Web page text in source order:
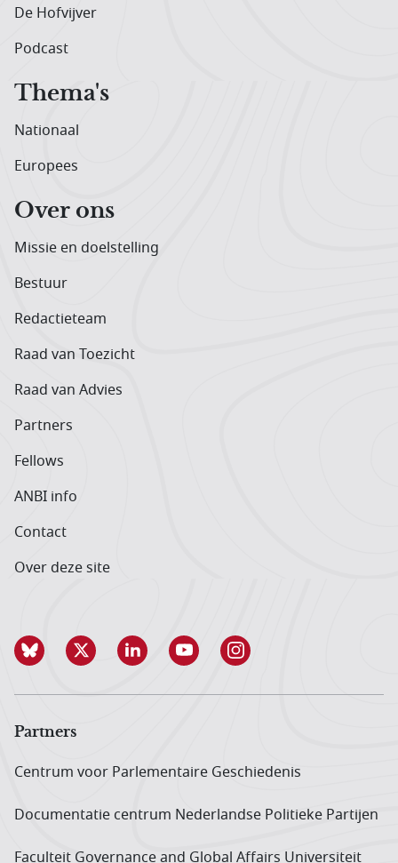
De Hofvijver
Podcast
Thema's
Nationaal
Europees
Over ons
Missie en doelstelling
Bestuur
Redactieteam
Raad van Toezicht
Raad van Advies
Partners
Fellows
ANBI info
Contact
Over deze site
Partners
Centrum voor Parlementaire Geschiedenis
Documentatie centrum Neder­landse Politieke Partijen
Faculteit Governance and Global Affairs Universiteit